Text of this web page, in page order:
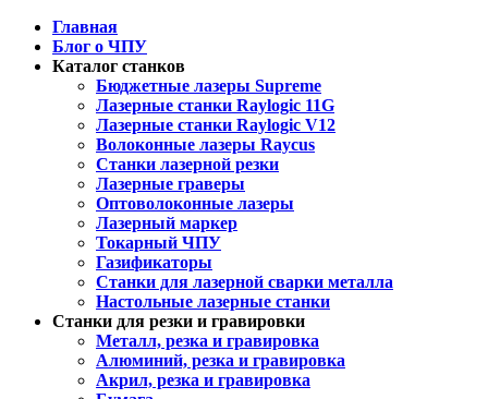
Главная
Блог о ЧПУ
Каталог станков
Бюджетные лазеры Supreme
Лазерные станки Raylogic 11G
Лазерные станки Raylogic V12
Волоконные лазеры Raycus
Станки лазерной резки
Лазерные граверы
Оптоволоконные лазеры
Лазерный маркер
Токарный ЧПУ
Газификаторы
Cтанки для лазерной сварки металла
Настольные лазерные станки
Станки для резки и гравировки
Металл, резка и гравировка
Алюминий, резка и гравировка
Акрил, резка и гравировка